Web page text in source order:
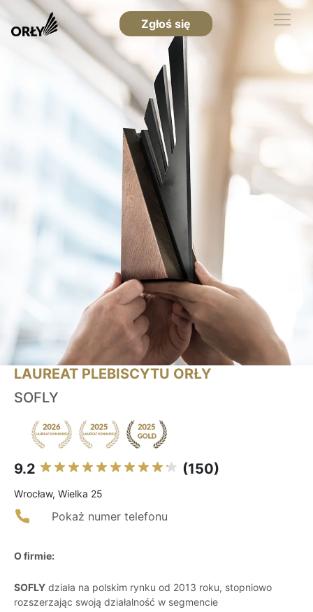
Zgłoś się
LAUREAT PLEBISCYTU ORŁY
SOFLY
9.2 (150)
Wrocław, Wielka 25
Pokaż numer telefonu
O firmie:
SOFLY działa na polskim rynku od 2013 roku, stopniowo
rozszerzając swoją działalność w segmencie